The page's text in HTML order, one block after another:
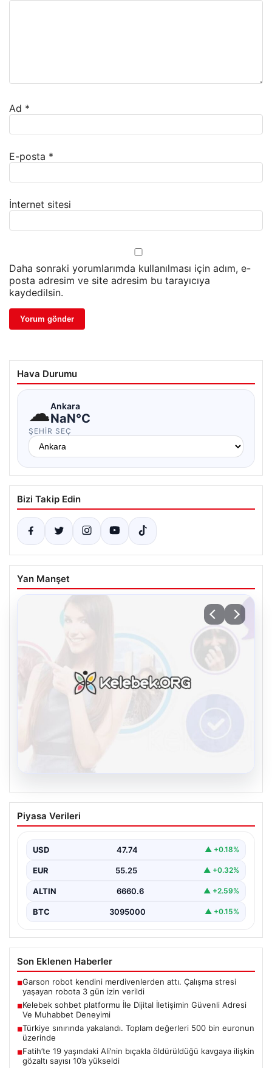
Ad *
E-posta *
İnternet sitesi
Daha sonraki yorumlarımda kullanılması için adım, e-
posta adresim ve site adresim bu tarayıcıya
kaydedilsin.
Hava Durumu
☁Ankara
NaN°C
ŞEHIR SEÇ
Bizi Takip Edin
Yan Manşet
Kelebek sohbet platformu İle Dijital
İletişimin Güvenli Adresi Ve Muhabbet
Sanal ortamında bireylerin seviyeli bir tarzda bağlantı
Günümüzde…
Piyasa Verileri
USD 47.74 ▲ +0.18%
EUR 55.25 ▲ +0.32%
ALTIN 6660.6 ▲ +2.59%
BTC 3095000 ▲ +0.15%
Son Eklenen Haberler
■Garson robot kendini merdivenlerden attı. Çalışma stresi
yaşayan robota 3 gün izin verildi
■Kelebek sohbet platformu İle Dijital İletişimin Güvenli Adresi
Ve Muhabbet Deneyimi
■Türkiye sınırında yakalandı. Toplam değerleri 500 bin euronun
üzerinde
■Fatih’te 19 yaşındaki Ali’nin bıçakla öldürüldüğü kavgaya ilişkin
gözaltı sayısı 10’a yükseldi